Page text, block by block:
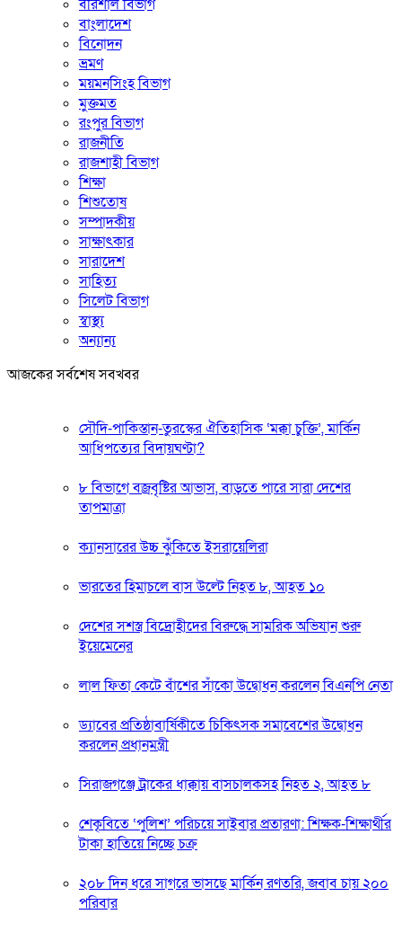
বরিশাল বিভাগ
বাংলাদেশ
বিনোদন
ভ্রমণ
ময়মনসিংহ বিভাগ
মুক্তমত
রংপুর বিভাগ
রাজনীতি
রাজশাহী বিভাগ
শিক্ষা
শিশুতোষ
সম্পাদকীয়
সাক্ষাৎকার
সারাদেশ
সাহিত্য
সিলেট বিভাগ
স্বাস্থ্য
অন্যান্য
আজকের সর্বশেষ সবখবর
সৌদি-পাকিস্তান-তুরস্কের ঐতিহাসিক ‘মক্কা চুক্তি’, মার্কিন
আধিপত্যের বিদায়ঘণ্টা?
৮ বিভাগে বজ্রবৃষ্টির আভাস, বাড়তে পারে সারা দেশের
তাপমাত্রা
ক্যানসারের উচ্চ ঝুঁকিতে ইসরায়েলিরা
ভারতের হিমাচলে বাস উল্টে নিহত ৮, আহত ১০
দেশের সশস্ত্র বিদ্রোহীদের বিরুদ্ধে সামরিক অভিযান শুরু
ইয়েমেনের
লাল ফিতা কেটে বাঁশের সাঁকো উদ্বোধন করলেন বিএনপি নেতা
ড্যাবের প্রতিষ্ঠাবার্ষিকীতে চিকিৎসক সমাবেশের উদ্বোধন
করলেন প্রধানমন্ত্রী
সিরাজগঞ্জে ট্রাকের ধাক্কায় বাসচালকসহ নিহত ২, আহত ৮
শেকৃবিতে ‘পুলিশ’ পরিচয়ে সাইবার প্রতারণা: শিক্ষক-শিক্ষার্থীর
টাকা হাতিয়ে নিচ্ছে চক্র
২০৮ দিন ধরে সাগরে ভাসছে মার্কিন রণতরি, জবাব চায় ২০০
পরিবার